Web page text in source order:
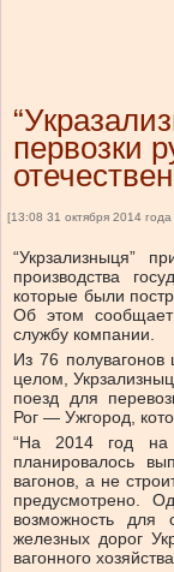
первозки
[13:08 31 октября 2014 года
“Укрзализныця”
производства
которые были
Об этом сообщает
службу компании.
Из 76 полувагонов
целом,
поезд для
Рог — Ужгород,
“На 2014 год на
планировалось
вагонов, а не
предусмотрено.
возможность для
железных дорог
вагонного